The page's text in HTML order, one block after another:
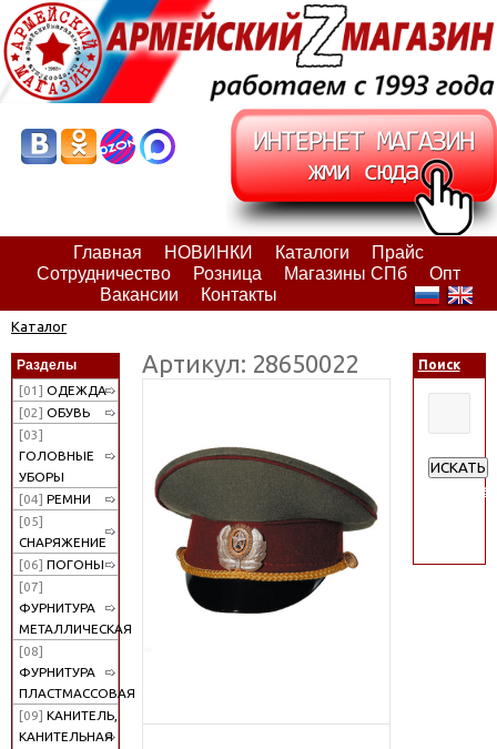
Главная НОВИНКИ Каталоги
Прайс
Сотрудничество
Розница Магазины СПб
Опт
Вакансии
Контакты
Каталог
Разделы
[01] ОДЕЖДА
[02] ОБУВЬ
[03]
ГОЛОВНЫЕ
УБОРЫ
[04] РЕМНИ
[05]
СНАРЯЖЕНИЕ
[06] ПОГОНЫ
[07]
ФУРНИТУРА
МЕТАЛЛИЧЕСКАЯ
[08]
ФУРНИТУРА
ПЛАСТМАССОВАЯ
[09] КАНИТЕЛЬ,
КАНИТЕЛЬНАЯ
Артикул: 28650022 Поиск
ИСКАТЬ